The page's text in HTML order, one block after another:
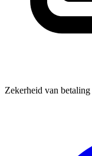
Zekerheid van betaling